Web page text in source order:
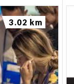
3.02 km